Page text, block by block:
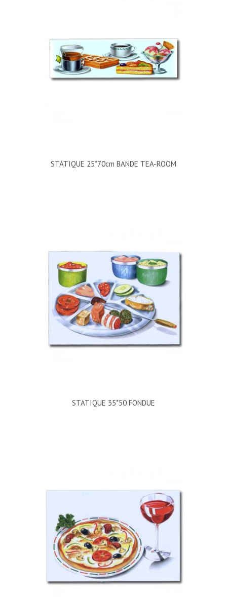
STATIQUE 25*70cm BANDE TEA-ROOM
STATIQUE 35*50 FONDUE